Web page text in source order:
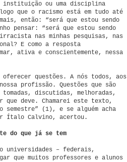
instituição ou uma disciplina
que o racismo está em tudo até
então: “será que estou sendo
pensar: “será que estou sendo
nas minhas pesquisas, nas
E como a resposta
ativa e conscientemente, nessa
oferecer questões. A nós todos, aos
profissão. Questões que são
tomadas, discutidas, melhoradas,
que deve. Chamarei este texto,
semestre” (1), e se alguém acha
Ítalo Calvino, acertou.
do que já se tem
universidades – federais,
que muitos professores e alunos